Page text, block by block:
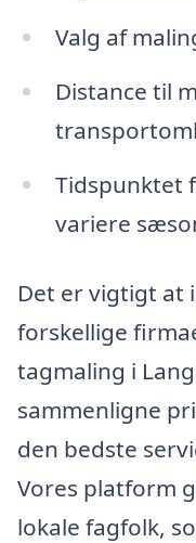
Valg af
Distance til
Tidspunktet
variere
Det er vigtigt at
forskellige
tagmaling i
sammenligne
den bedste
Vores platform
lokale fagfolk,